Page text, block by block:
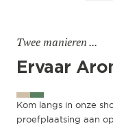
Twee manieren ...
Ervaar
Kom langs in onze
proefplaatsing aan